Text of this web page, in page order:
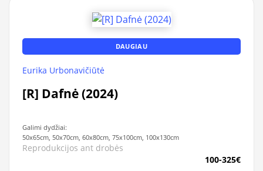
DAUGIAU
Eurika Urbonavičiūtė
[R] Dafnė (2024)
Galimi dydžiai:
50x65cm, 50x70cm, 60x80cm, 75x100cm, 100x130cm
Reprodukcijos ant drobės
100-325€